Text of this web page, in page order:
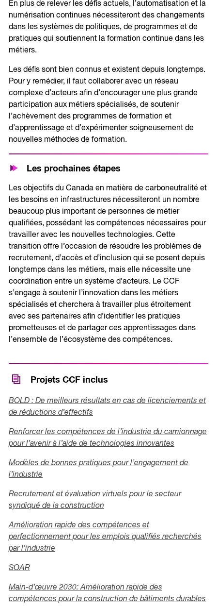
En plus de relever les défis actuels, l’automatisation et la
numérisation continues nécessiteront des changements
dans les systèmes de politiques, de programmes et de
pratiques qui soutiennent la formation continue dans les
métiers.
Les défis sont bien connus et existent depuis longtemps.
Pour y remédier, il faut collaborer avec un réseau
complexe d’acteurs afin d’encourager une plus grande
participation aux métiers spécialisés, de soutenir
l’achèvement des programmes de formation et
d’apprentissage et d’expérimenter soigneusement de
nouvelles méthodes de formation.
Les prochaines étapes
Les objectifs du Canada en matière de carboneutralité et
les besoins en infrastructures nécessiteront un nombre
beaucoup plus important de personnes de métier
qualifiées, possédant les compétences nécessaires pour
travailler avec les nouvelles technologies. Cette
transition offre l’occasion de résoudre les problèmes de
recrutement, d’accès et d’inclusion qui se posent depuis
longtemps dans les métiers, mais elle nécessite une
coordination entre un système d’acteurs. Le CCF
s’engage à soutenir l’innovation dans les métiers
spécialisés et cherchera à travailler plus étroitement
avec ses partenaires afin d’identifier les pratiques
prometteuses et de partager ces apprentissages dans
l’ensemble de l’écosystème des compétences.
Projets CCF inclus
BOLD : De meilleurs résultats en cas de licenciements et
de réductions d’effectifs
Renforcer les compétences de l’industrie du camionnage
pour l’avenir à l’aide de technologies innovantes
Modèles de bonnes pratiques pour l’engagement de
l’industrie
Recrutement et évaluation virtuels pour le secteur
syndiqué de la construction
Amélioration rapide des compétences et
perfectionnement pour les emplois qualifiés recherchés
par l’industrie
SOAR
Main-d’œuvre 2030: Amélioration rapide des
compétences pour la construction de bâtiments durables